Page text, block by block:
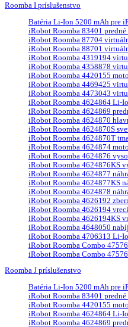
Roomba I príslušenstvo
Batéria Li-Ion 5200 mAh pre
iRobot Roomba 83401
iRobot Roomba 87704
iRobot Roomba 88701
iRobot Roomba 4319194
iRobot Roomba 4358878
iRobot Roomba 4420155
iRobot Roomba 4469425
iRobot Roomba 4473043
iRobot Roomba 4624864 Li-
iRobot Roomba 4624869
iRobot Roomba 4624870
iRobot Roomba 4624870S
iRobot Roomba 4624870T
iRobot Roomba 4624874
iRobot Roomba 4624876
iRobot Roomba 4624876KS
iRobot Roomba 4624877
iRobot Roomba 4624877KS
iRobot Roomba 4624878
iRobot Roomba 4626192
iRobot Roomba 4626194
iRobot Roomba 4626194KS
iRobot Roomba 4648050
iRobot Roomba 4706313 Li-
iRobot Roomba Combo
iRobot Roomba Combo
Roomba J príslušenstvo
Batéria Li-Ion 5200 mAh pre
iRobot Roomba 83401
iRobot Roomba 4420155
iRobot Roomba 4624864 Li-
iRobot Roomba 4624869